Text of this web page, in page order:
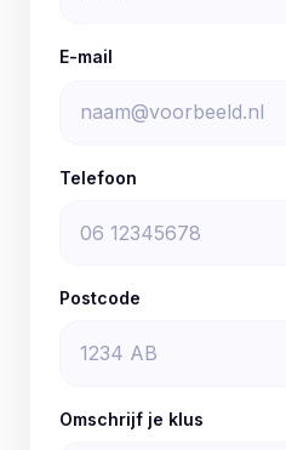
E-mail
Telefoon
Postcode
Omschrijf je klus